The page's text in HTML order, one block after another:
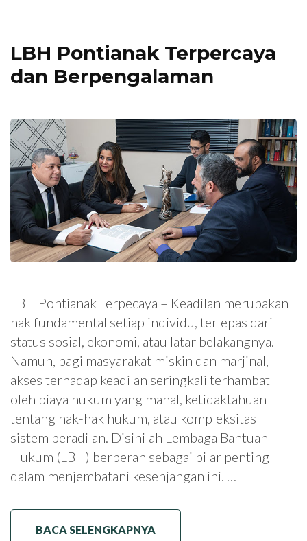
LBH Pontianak Terpercaya
dan Berpengalaman
LBH Pontianak Terpecaya – Keadilan merupakan
hak fundamental setiap individu, terlepas dari
status sosial, ekonomi, atau latar belakangnya.
Namun, bagi masyarakat miskin dan marjinal,
akses terhadap keadilan seringkali terhambat
oleh biaya hukum yang mahal, ketidaktahuan
tentang hak-hak hukum, atau kompleksitas
sistem peradilan. Disinilah Lembaga Bantuan
Hukum (LBH) berperan sebagai pilar penting
dalam menjembatani kesenjangan ini. …
BACA SELENGKAPNYA